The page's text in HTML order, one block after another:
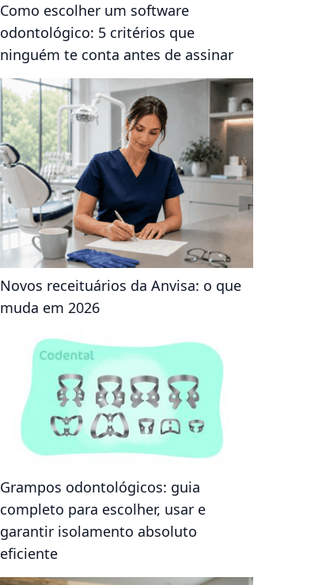
Como escolher um software
odontológico: 5 critérios que
ninguém te conta antes de assinar
Novos receituários da Anvisa: o que
muda em 2026
Grampos odontológicos: guia
completo para escolher, usar e
garantir isolamento absoluto
eficiente